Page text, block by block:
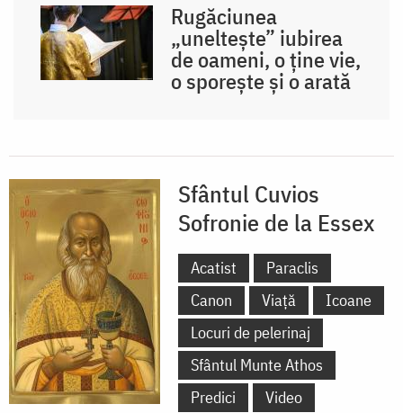
Rugăciunea
„uneltește” iubirea
de oameni, o ține vie,
o sporește și o arată
Sfântul Cuvios
Sofronie de la Essex
Acatist
Paraclis
Canon
Viață
Icoane
Locuri de pelerinaj
Sfântul Munte Athos
Predici
Video